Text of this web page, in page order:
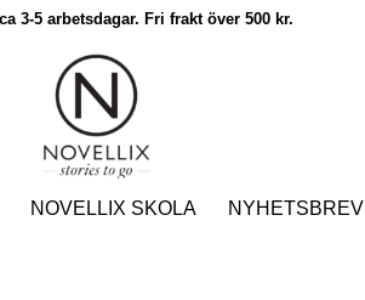
3-5 arbetsdagar. Fri frakt över 500 kr.
NOVELLIX SKOLA NYHETSBREV